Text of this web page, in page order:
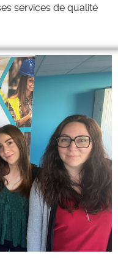
services de qualité